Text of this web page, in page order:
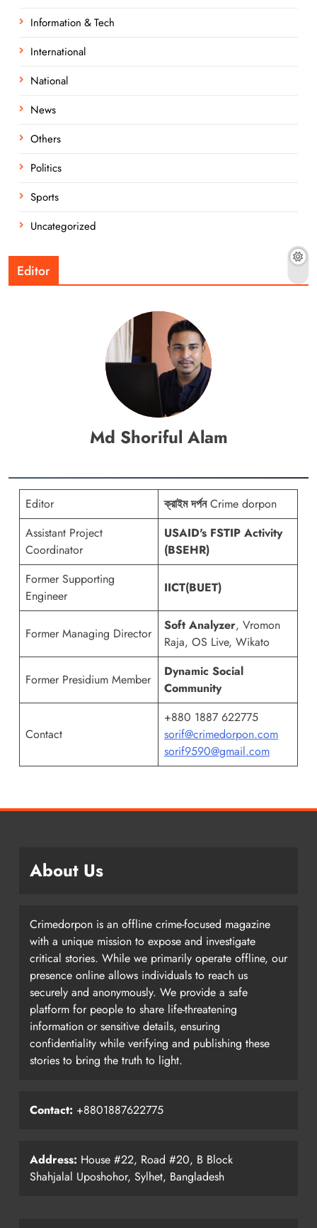
Information & Tech
International
National
News
Others
Politics
Sports
Uncategorized
Editor
Md Shoriful Alam
Editor ক্রাইম দর্পনCrime dorpon
Assistant Project
Coordinator
USAID's FSTIP Activity
(BSEHR)
Former Supporting
Engineer
IICT(BUET)
Former Managing Director
Soft Analyzer, Vromon
Raja, OS Live, Wikato
Former Presidium Member
Dynamic Social
Community
Contact
+880 1887 622775
sorif@crimedorpon.com
sorif9590@gmail.com
About Us
Crimedorpon is an offline crime-focused magazine
with a unique mission to expose and investigate
critical stories. While we primarily operate offline, our
presence online allows individuals to reach us
securely and anonymously. We provide a safe
platform for people to share life-threatening
information or sensitive details, ensuring
confidentiality while verifying and publishing these
stories to bring the truth to light.
Contact: +8801887622775
Address: House #22, Road #20, B Block
Shahjalal Uposhohor, Sylhet, Bangladesh